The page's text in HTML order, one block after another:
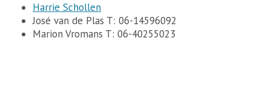
Harrie Schollen
José van de Plas T: 06-14596092
Marion Vromans T: 06-40255023